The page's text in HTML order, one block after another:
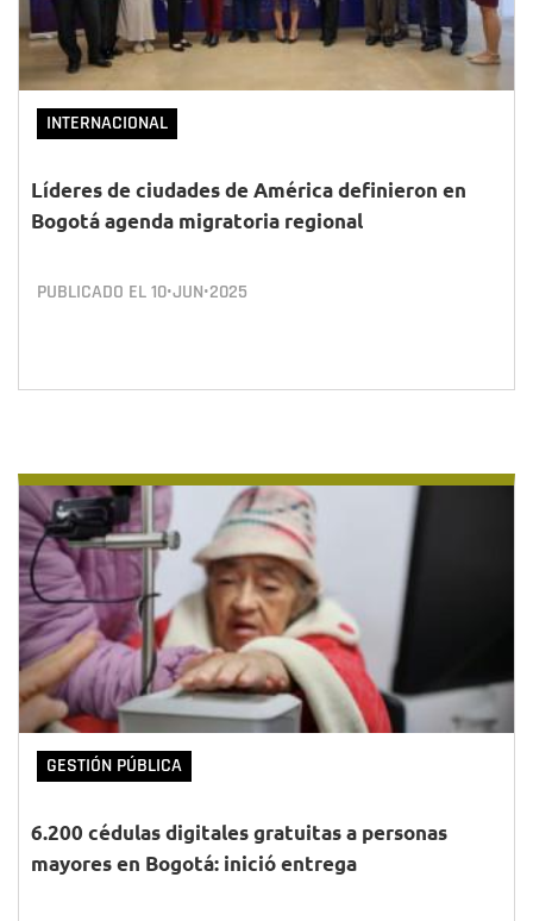
INTERNACIONAL
Líderes de ciudades de América definieron en
Bogotá agenda migratoria regional
PUBLICADO EL10•JUN•2025
GESTIÓN PÚBLICA
6.200 cédulas digitales gratuitas a personas
mayores en Bogotá: inició entrega